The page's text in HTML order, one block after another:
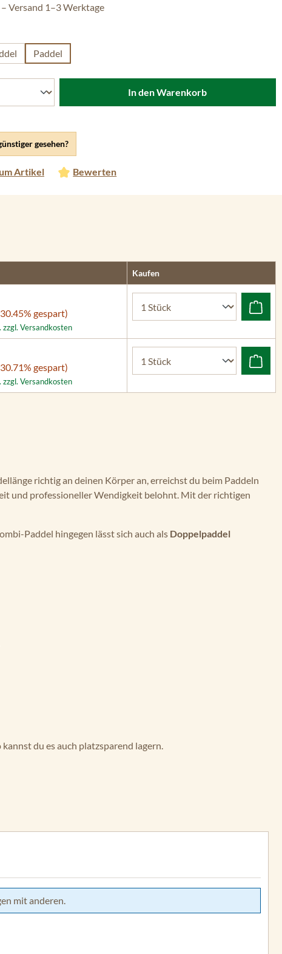
gesehen?
Artikel Bewerten
Versand 1–3 Werktage
Paddel
In den Warenkorb
Kaufen
gespart)
zzgl. Versandkosten
gespart)
zzgl. Versandkosten
richtig an deinen Körper an, erreichst du beim Paddeln
und professioneller Wendigkeit belohnt. Mit der richtigen
Paddel hingegen lässt sich auch als Doppelpaddel
kannst du es auch platzsparend lagern.
mit anderen.